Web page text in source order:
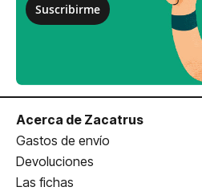
Suscribirme
Acerca de Zacatrus
Gastos de envío
Devoluciones
Las fichas